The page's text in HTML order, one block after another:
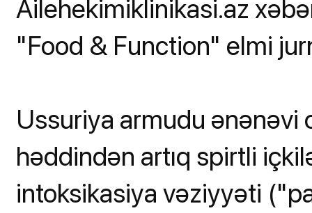
Ailehekimiklinikasi.az
"Food & Function" elmi
Ussuriya armudu
həddindən artıq spirtli
intoksikasiya vəziyyəti